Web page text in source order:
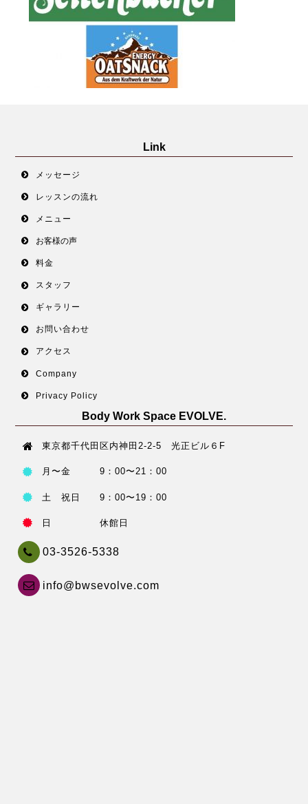
Link
メッセージ
レッスンの流れ
メニュー
お客様の声
料金
スタッフ
ギャラリー
お問い合わせ
アクセス
Company
Privacy Policy
Body Work Space EVOLVE.
東京都千代田区内神田2-2-5 光正ビル６F
月〜金 9：00〜21：00
土 祝日 9：00〜19：00
日 休館日
03-3526-5338
info@bwsevolve.com